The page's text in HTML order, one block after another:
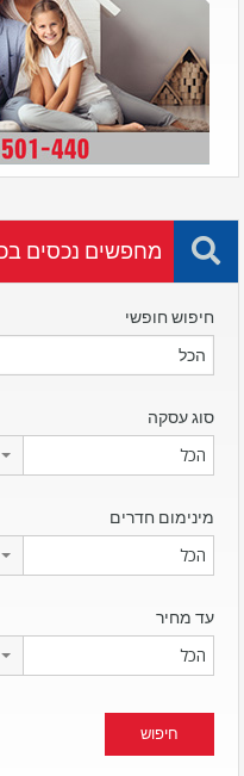
מחפשים נכסים
חיפוש חופשי
סוג עסקה
הכל
מינימום חדרים
הכל
עד מחיר
הכל